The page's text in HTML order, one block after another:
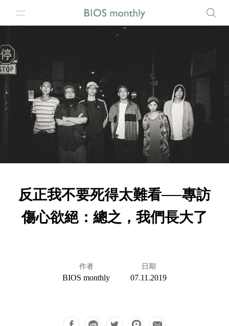
反正我不要死得太難看──專訪
傷心欲絕：總之，我們長大了
作者
BIOS monthly
日期
07.11.2019